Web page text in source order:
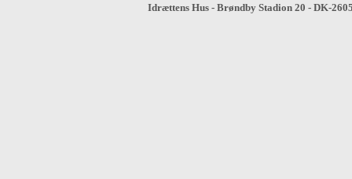
Idrættens Hus - Brøndby Stadion 20 - DK-